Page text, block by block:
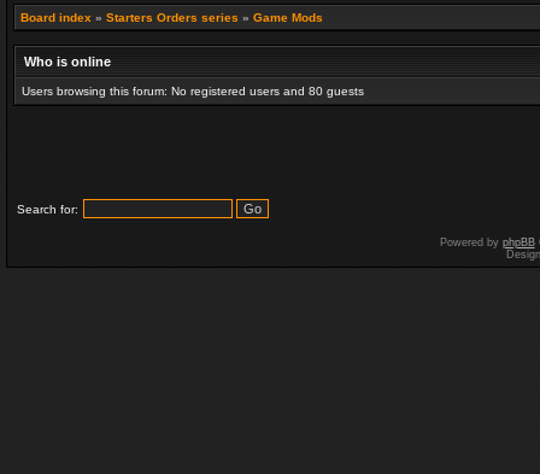
Board index » Starters Orders series » Game Mods
Who is online
Users browsing this forum: No registered users and 80 guests
Search for:
Powered by phpBB